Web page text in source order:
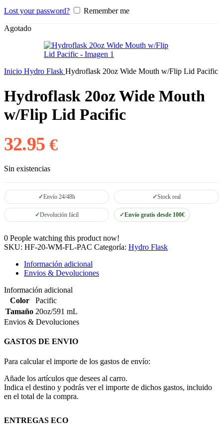
Lost your password? Remember me
Agotado
Inicio Hydro Flask Hydroflask 20oz Wide Mouth w/Flip Lid Pacific
Hydroflask 20oz Wide Mouth
w/Flip Lid Pacific
32.95€
Sin existencias
Envío 24/48h Stock real
Devolución fácil Envío gratis desde 100€
0 People watching this product now!
SKU: HF-20-WM-FL-PAC Categoría: Hydro Flask
Información adicional
Envios & Devoluciones
Información adicional
Color
Pacific
Tamaño 20oz/591 mL
Envios & Devoluciones
GASTOS DE ENVIO
Para calcular el importe de los gastos de envío:
Añade los artículos que desees al carro.
Indica el destino y podrás ver el importe de dichos gastos, incluido
en el total de la compra.
ENTREGAS ECO